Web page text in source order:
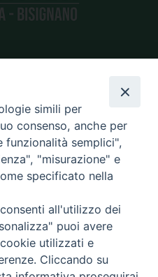
simili per
consenso, anche per
funzionalità semplici",
"misurazione" e
specificato nella
all'utilizzo dei
puoi avere
utilizzati e
Cliccando su